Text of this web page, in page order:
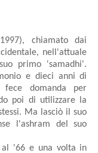
1997), chiamato dai
nell'attuale
primo 'samadhi'.
e dieci anni di
fece domanda per
poi di utilizzare la
Ma lasciò il suo
l'ashram del suo
al '66 e una volta in